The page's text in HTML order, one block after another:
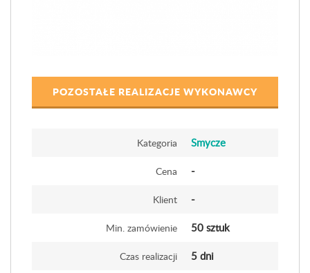
POZOSTAŁE REALIZACJE WYKONAWCY
Kategoria Smycze
Cena -
Klient -
Min. zamówienie 50 sztuk
Czas realizacji 5 dni